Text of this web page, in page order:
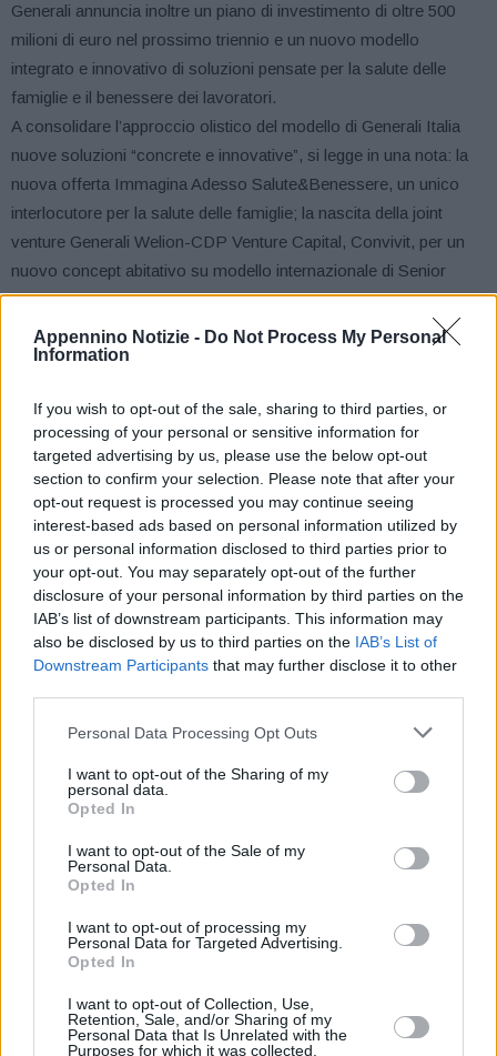
Appennino Notizie - Do Not Process My Personal
Information
If you wish to opt-out of the sale, sharing to third parties, or
processing of your personal or sensitive information for
targeted advertising by us, please use the below opt-out
section to confirm your selection. Please note that after your
opt-out request is processed you may continue seeing
interest-based ads based on personal information utilized by
us or personal information disclosed to third parties prior to
your opt-out. You may separately opt-out of the further
disclosure of your personal information by third parties on the
IAB’s list of downstream participants. This information may
also be disclosed by us to third parties on the IAB’s List of
Downstream Participants that may further disclose it to other
Personal Data Processing Opt Outs
I want to opt-out of the Sharing of my
personal data.
Opted In
I want to opt-out of the Sale of my
Personal Data.
Opted In
I want to opt-out of processing my
Personal Data for Targeted Advertising.
Opted In
I want to opt-out of Collection, Use,
Retention, Sale, and/or Sharing of my
Personal Data that Is Unrelated with the
Purposes for which it was collected.
Generali annuncia inoltre un piano di investimento di oltre 500
milioni di euro nel prossimo triennio e un nuovo modello
integrato e innovativo di soluzioni pensate per la salute delle
famiglie e il benessere dei lavoratori.
A consolidare l’approccio olistico del modello di Generali Italia
nuove soluzioni “concrete e innovative”, si legge in una nota: la
nuova offerta Immagina Adesso Salute&Benessere, un unico
interlocutore per la salute delle famiglie; la nascita della joint
venture Generali Welion-CDP Venture Capital, Convivit, per un
nuovo concept abitativo su modello internazionale di Senior
Living dedicato agli over 65 autosufficienti; l’istituzione del Fondo
di Private Equity per l’erogazione delle cure con elevati standard
qualitativi; il life coach digitale Benefit per la promozione di stili di
Vitality; robotica e intelligenza artificiale per prevenzione e
riabilitazione con Movendo Technology.
“Il nostro futuro è nella Salute: questa è una delle lezioni del
Covid. Prevenzione, stili di vita sani e attivi, le migliori cure
devono essere accessibili e alla portata di tutti – afferma
Marco Sesana, Country Manager & CEO Generali Italia e Global
Business Lines -. Con l’esperienza, la forza innovativa e una
visione internazionale, siamo pronti oggi ad aiutare famiglie e
imprese a guardare con rinnovato slancio ed ottimismo al
domani, attraverso soluzioni nuove, concrete e innovative per
salute e benessere. I 20 miliardi di euro del PNRR segnano un
punto di discontinuità: come Generali Italia abbiamo deciso di
persone con un investimento di oltre 500 milioni di euro nei
prossimi tre anni, sviluppando un modello unico, completo e
tecnologico per un impatto sociale positivo sul Paese”.
Nell’ambito del modello Health&Welfare, Immagina Adesso
assistenza per tutta la famiglia si arricchisce di nuove soluzioni
per Salute&Benessere, con un unico contratto.
autonomia, è possibile accedere alle strutture convenzionate a
tariffe agevolate per visite specialistiche ed esami diagnostici.